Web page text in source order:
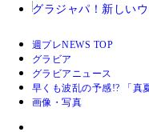
グラジャパ！ 新しい
週プレNEWS TOP
グラビア
グラビアニュース
早くも波乱の予感!? 「真
画像・写真